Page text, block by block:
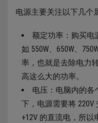
电源主要关注以下几个
额定功率：购买电
如 550W、650W、
率，也就是去除电力
高这么大的功率。
电压：电脑内的各
下，电源需要将 220V
+12V 的直流电，所